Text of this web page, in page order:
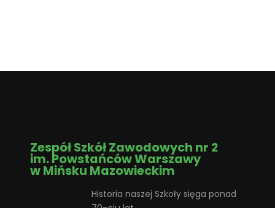
Zespół Szkół Zawodowych nr 2
im. Powstańców Warszawy
w Mińsku Mazowieckim
Historia naszej Szkoły sięga ponad